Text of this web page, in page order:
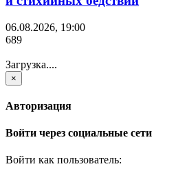
06.08.2026, 19:00
689
Загрузка....
×
Авторизация
Войти через социальные сети
Войти как пользователь: